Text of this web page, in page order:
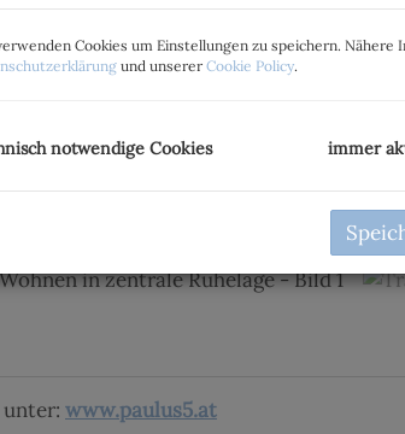
www.paulus5.at
Cookies um Einstellungen zu speichern. Nähere
und unserer Cookie Policy.
notwendige Cookies immer